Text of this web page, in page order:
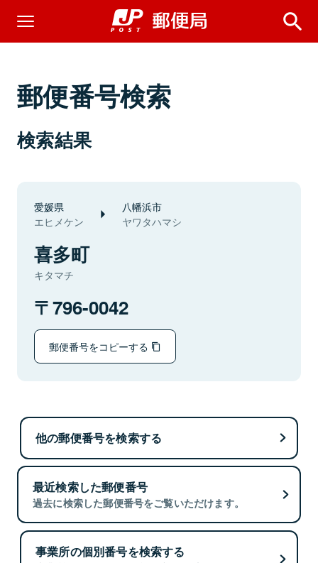
郵便番号検索
検索結果
愛媛県
エヒメケン
八幡浜市
ヤワタハマシ
喜多町
キタマチ
796-0042
郵便番号をコピーする
他の郵便番号を検索する
最近検索した郵便番号
過去に検索した郵便番号をご覧いただけます。
事業所の個別番号を検索する